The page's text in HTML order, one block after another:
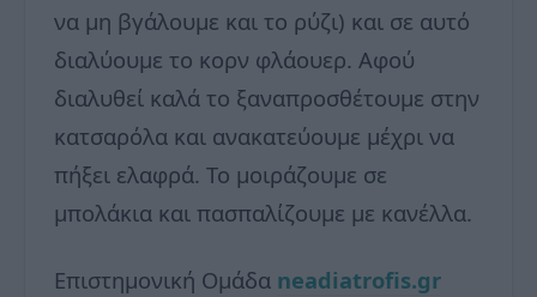
να μη βγάλουμε και το ρύζι) και σε αυτό
διαλύουμε το κορν φλάουερ. Αφού
διαλυθεί καλά το ξαναπροσθέτουμε στην
κατσαρόλα και ανακατεύουμε μέχρι να
πήξει ελαφρά. Το μοιράζουμε σε
μπολάκια και πασπαλίζουμε με κανέλλα.
Επιστημονική Ομάδα neadiatrofis.gr